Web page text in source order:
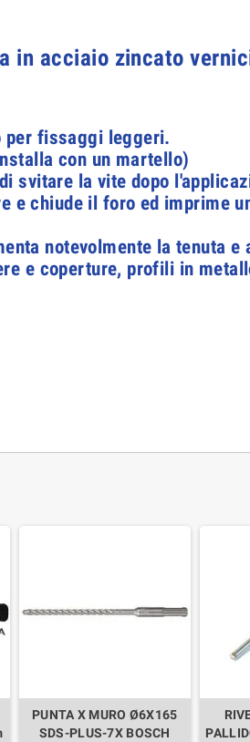
in acciaio zincato
per fissaggi leggeri.
con un martello)
svitare la vite dopo
e chiude il foro ed imprime
notevolmente la tenuta
e coperture, profili in
PUNTA X MURO Ø6X165
SDS-PLUS-7X BOSCH